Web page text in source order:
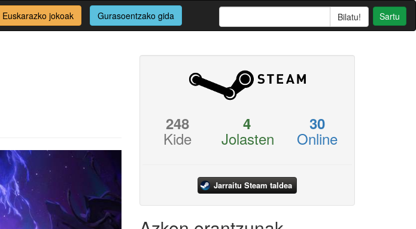
Euskarazko jokoak Gurasoentzako gida Sartu
248
Kide
4
Jolasten
30
Online
Jarraitu Steam taldea